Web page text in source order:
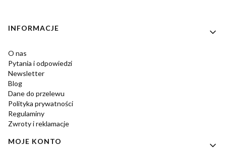
Linki w stopce
INFORMACJE
O nas
Pytania i odpowiedzi
Newsletter
Blog
Dane do przelewu
Polityka prywatności
Regulaminy
Zwroty i reklamacje
MOJE KONTO